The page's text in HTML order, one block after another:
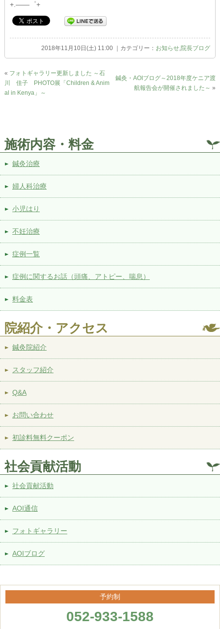
+.――゜+
2018年11月10日(土) 11:00 ｜カテゴリー： お知らせ 院長ブログ
« フォトギャラリー更新しました ～石
川 佳子 PHOTO展「Children & Anim
al in Kenya」～
鍼灸・AOIブログ～2018年度ケニア渡
航報告会が開催されました～ »
施術内容・料金
鍼灸治療
婦人科治療
小児はり
不妊治療
症例一覧
症例に関するお話（頭痛、アトピー、喘息）
料金表
院紹介・アクセス
鍼灸院紹介
スタッフ紹介
Q&A
お問い合わせ
初診料無料クーポン
社会貢献活動
社会貢献活動
AOI通信
フォトギャラリー
AOIブログ
予約制
052-933-1588